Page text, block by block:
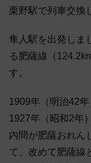
栗野駅で列車交換
隼人駅を出発しま
る肥薩線（
す。
1909年（明治42年
1927年（昭和2年
内間が肥薩おれん
て、改めて肥薩線